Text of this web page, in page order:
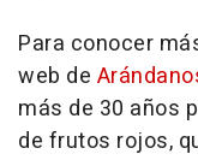
Para conocer
web de
más de 30 años
de frutos rojos,